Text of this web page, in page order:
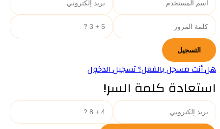
هل أنت مسجل بالفعل؟ تسجيل الدخول
استعادة كلمة السر!